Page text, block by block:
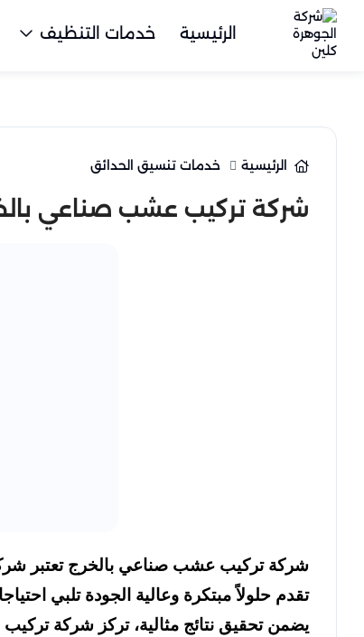
الرئيسية خدمات التنظيف
الرئيسية خدمات تنسيق الحدائق
شركة تركيب عشب صناعي بالخرج للايجار
شركة تركيب عشب صناعي بالخرج تعتبر
تقدم حلولاً مبتكرة وعالية الجودة تلبي
يضمن تحقيق نتائج مثالية، تركز شركة